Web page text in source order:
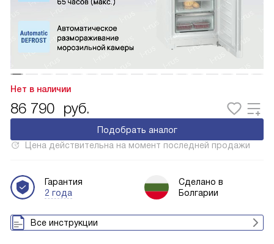
Нет в наличии
86 790 руб.
Подобрать аналог
Цена действительна на момент последней продажи
Гарантия
2 года
Сделано в
Болгарии
Все инструкции